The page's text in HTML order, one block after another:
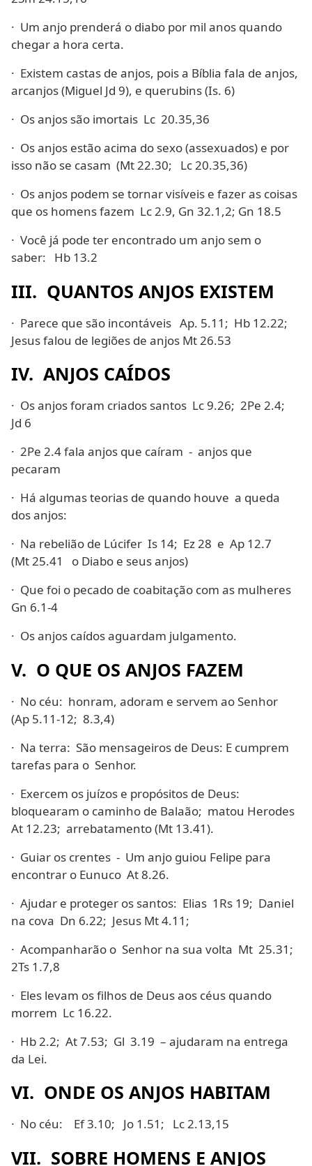
· Um anjo prenderá o diabo por mil anos quando
chegar a hora certa.
· Existem castas de anjos, pois a Bíblia fala de anjos,
arcanjos (Miguel Jd 9), e querubins (Is. 6)
· Os anjos são imortais Lc 20.35,36
· Os anjos estão acima do sexo (assexuados) e por
isso não se casam (Mt 22.30; Lc 20.35,36)
· Os anjos podem se tornar visíveis e fazer as coisas
que os homens fazem Lc 2.9, Gn 32.1,2; Gn 18.5
· Você já pode ter encontrado um anjo sem o
saber: Hb 13.2
III. QUANTOS ANJOS EXISTEM
· Parece que são incontáveis Ap. 5.11; Hb 12.22;
Jesus falou de legiões de anjos Mt 26.53
IV. ANJOS CAÍDOS
· Os anjos foram criados santos Lc 9.26; 2Pe 2.4;
Jd 6
· 2Pe 2.4 fala anjos que caíram - anjos que
pecaram
· Há algumas teorias de quando houve a queda
dos anjos:
· Na rebelião de Lúcifer Is 14; Ez 28 e Ap 12.7
(Mt 25.41 o Diabo e seus anjos)
· Que foi o pecado de coabitação com as mulheres
Gn 6.1-4
· Os anjos caídos aguardam julgamento.
V. O QUE OS ANJOS FAZEM
· No céu: honram, adoram e servem ao Senhor
(Ap 5.11-12; 8.3,4)
· Na terra: São mensageiros de Deus: E cumprem
tarefas para o Senhor.
· Exercem os juízos e propósitos de Deus:
bloquearam o caminho de Balaão; matou Herodes
At 12.23; arrebatamento (Mt 13.41).
· Guiar os crentes - Um anjo guiou Felipe para
encontrar o Eunuco At 8.26.
· Ajudar e proteger os santos: Elias 1Rs 19; Daniel
na cova Dn 6.22; Jesus Mt 4.11;
· Acompanharão o Senhor na sua volta Mt 25.31;
2Ts 1.7,8
· Eles levam os filhos de Deus aos céus quando
morrem Lc 16.22.
· Hb 2.2; At 7.53; Gl 3.19 – ajudaram na entrega
da Lei.
VI. ONDE OS ANJOS HABITAM
· No céu: Ef 3.10; Jo 1.51; Lc 2.13,15
VII. SOBRE HOMENS E ANJOS